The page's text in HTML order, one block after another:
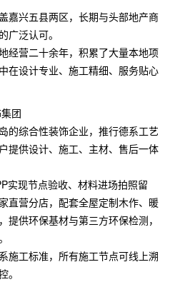
嘉兴五县两区，长期与头部地产商
广泛认可。
经营二十余年，积累了大量本地项
在设计专业、施工精细、服务贴心
团
的综合性装饰企业，推行德系工艺
提供设计、施工、主材、售后一体
实现节点验收、材料进场拍照留
直营分店，配套全屋定制木作、暖
提供环保基材与第三方环保检测，
施工标准，所有施工节点可线上溯
。